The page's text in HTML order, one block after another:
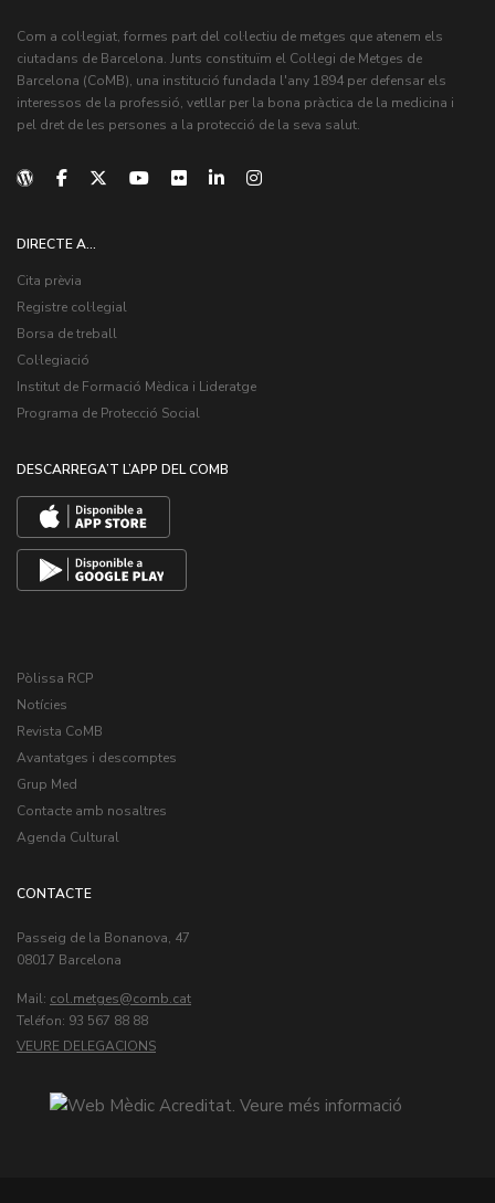
Com a col·legiat, formes part del col·lectiu de metges que atenem els
ciutadans de Barcelona. Junts constituïm el Col·legi de Metges de
Barcelona (CoMB), una institució fundada l'any 1894 per defensar els
interessos de la professió, vetllar per la bona pràctica de la medicina i
pel dret de les persones a la protecció de la seva salut.
DIRECTE A...
Cita prèvia
Registre col·legial
Borsa de treball
Col·legiació
Institut de Formació Mèdica i Lideratge
Programa de Protecció Social
DESCARREGA’T L’APP DEL COMB
Pòlissa RCP
Notícies
Revista CoMB
Avantatges i descomptes
Grup Med
Contacte amb nosaltres
Agenda Cultural
CONTACTE
Passeig de la Bonanova, 47
08017 Barcelona
Mail: col.metges
Teléfon: 93 567 88 88
VEURE DELEGACIONS